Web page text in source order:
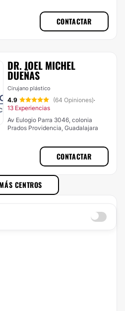
CONTACTAR
DR. JOEL MICHEL
DUEÑAS
Cirujano plástico
4.9 (64 Opiniones)·
13 Experiencias
Av Eulogio Parra 3046, colonia
Prados Providencia, Guadalajara
CONTACTAR
CENTROS